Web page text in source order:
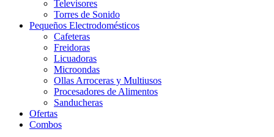
Televisores
Torres de Sonido
Pequeños Electrodomésticos
Cafeteras
Freidoras
Licuadoras
Microondas
Ollas Arroceras y Multiusos
Procesadores de Alimentos
Sanducheras
Ofertas
Combos